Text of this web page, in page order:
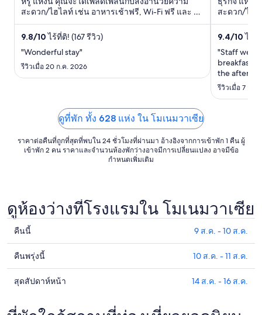
พัก
สะดวก/ไฮไลท์ เช่น อาหารเช้าฟรี, Wi-Fi ฟรี และ ที่
จอดรถฟรี ที่เที่ยวยอดนิยมในบริเวณใกล้เคียง ...
9.8/10ไร้ที่ติ! (167 รีวิว)
"Wonderful stay"
รีวิวเมื่อ 20 ก.ค. 2026
สะดวก/ไฮไ
อาหารเช้า
เป็นพิเศษ ...
9.4/10ไร้ที่
"Staff were
breakfast
the
Walkable
รีวิวเมื่อ 7 ส.ค
ดูที่พัก ทั้ง 628 แห่ง ใน โมเนมวาเซีย
ราคาต่อคืนที่ถูกที่สุดที่พบใน 24 ชั่วโมงที่ผ่านมา อ้างอิงจากการเข้าพัก 1 คืน ผู้
เข้าพัก 2 คน ราคาและจำนวนห้องพักว่างอาจมีการเปลี่ยนแปลง อาจมีข้อ
กำหนดเพิ่มเติม
ดูห้องว่างที่โรงแรมใน โมเนมวาเซีย
ดูรา
คา
ที่พัก
ใน
โม
เนม
คืนนี้ 9 ส.ค. - 10 ส.ค.
ดูรา
คา
ที่พัก
คืนพรุ่งนี้ 10 ส.ค. - 11 ส.ค.
ดูรา
ที่พัก
สุดสัปดาห์หน้า 14 ส.ค. - 16 ส.ค.